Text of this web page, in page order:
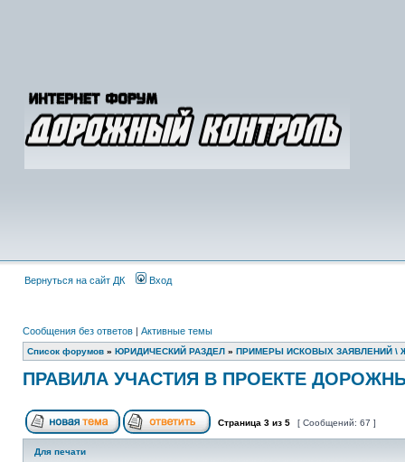
Вернуться на сайт ДК Вход
Сообщения без ответов | Активные темы
Список форумов » ЮРИДИЧЕСКИЙ РАЗДЕЛ » ПРИМЕРЫ ИСКОВЫХ ЗАЯВЛЕНИЙ \
ПРАВИЛА УЧАСТИЯ В ПРОЕКТЕ
Страница 3 из 5 [ Сообщений: 67 ]
Для печати